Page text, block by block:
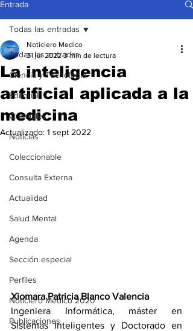
Entrada
Todas las entradas
Ciencia y Tecnología
Editorial
Gremiales
Noticias
Coleccionable
Consulta Externa
Actualidad
Salud Mental
Agenda
Sección especial
Perfiles
Noticiero Médico 2020
Publicaciones
Todas las entradas
La inteligencia
artificial aplicada a la
medicina
Noticiero Medico
31 jul 2022 3 min de lectura
Actualizado: 1 sept 2022
Xiomara Patricia Blanco Valencia
Ingeniera Informática, máster en
Sistemas Inteligentes y Doctorado en